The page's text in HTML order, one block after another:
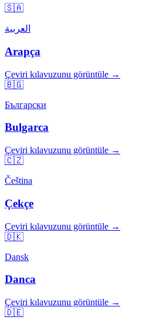
🇸🇦
العربية
Arapça
Çeviri kılavuzunu görüntüle →
🇧🇬
Български
Bulgarca
Çeviri kılavuzunu görüntüle →
🇨🇿
Čeština
Çekçe
Çeviri kılavuzunu görüntüle →
🇩🇰
Dansk
Danca
Çeviri kılavuzunu görüntüle →
🇩🇪